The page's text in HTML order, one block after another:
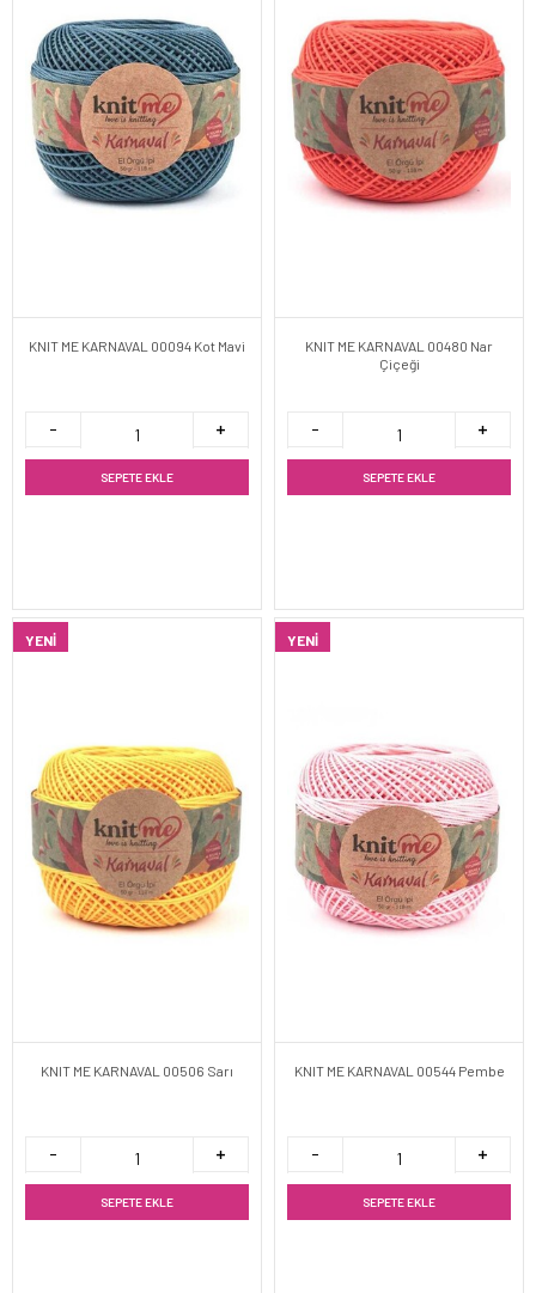
KNIT ME KARNAVAL 00094 Kot Mavi
SEPETE EKLE
KNIT ME KARNAVAL 00480 Nar
Çiçeği
SEPETE EKLE
YENI
KNIT ME KARNAVAL 00506 Sarı
SEPETE EKLE
YENI
KNIT ME KARNAVAL 00544 Pembe
SEPETE EKLE